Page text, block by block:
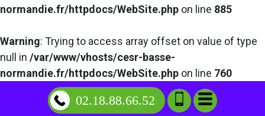
normandie.fr/httpdocs/WebSite.php on line 885
Warning: Trying to access array offset on value of type
null in /var/www/vhosts/cesr-basse-
normandie.fr/httpdocs/WebSite.php on line 760
02.18.88.66.52